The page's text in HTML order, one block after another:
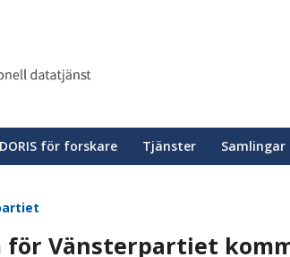
DORIS för forskare Tjänster Samlingar
för Vänsterpartiet